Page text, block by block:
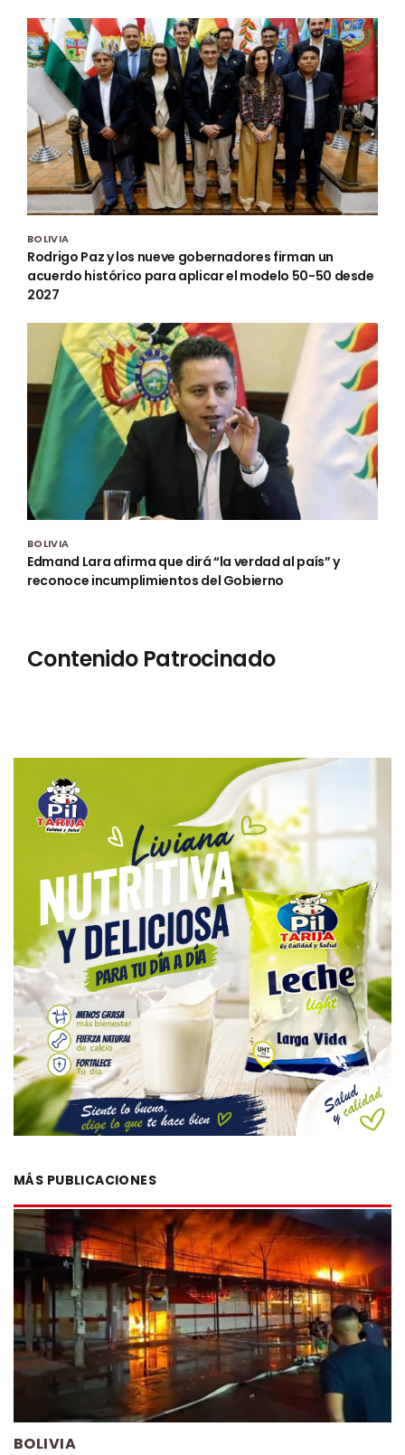
BOLIVIA
Rodrigo Paz y los nueve gobernadores firman un
acuerdo histórico para aplicar el modelo 50-50 desde
2027
BOLIVIA
Edmand Lara afirma que dirá “la verdad al país” y
reconoce incumplimientos del Gobierno
Contenido Patrocinado
MÁS PUBLICACIONES
BOLIVIA